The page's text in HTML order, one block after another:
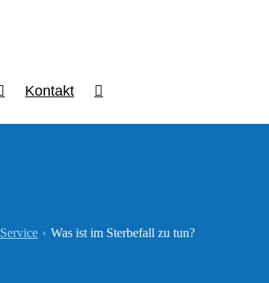
Kontakt
Service Was ist im Sterbefall zu tun?